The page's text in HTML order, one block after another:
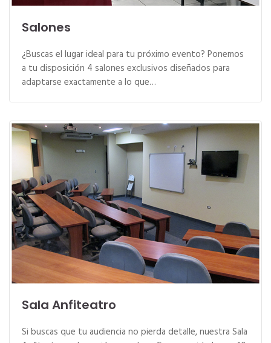
Salones
¿Buscas el lugar ideal para tu próximo evento? Ponemos
a tu disposición 4 salones exclusivos diseñados para
adaptarse exactamente a lo que…
Sala Anfiteatro
Si buscas que tu audiencia no pierda detalle, nuestra Sala